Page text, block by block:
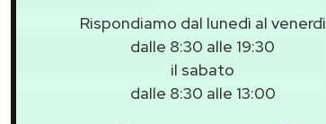
Rispondiamo dal lunedì al venerdì
dalle 8:30 alle 19:30
il sabato
dalle 8:30 alle 13:00